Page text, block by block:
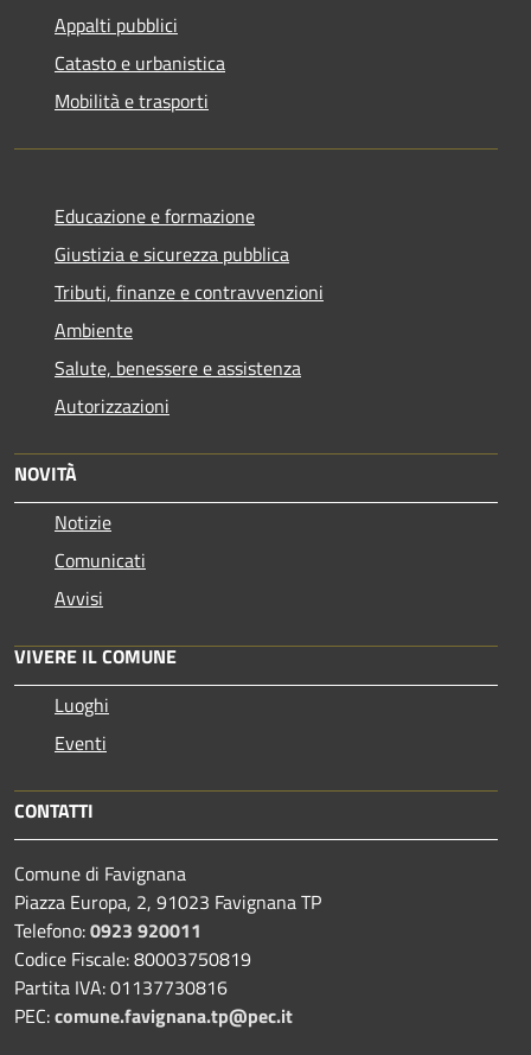
Appalti pubblici
Catasto e urbanistica
Mobilità e trasporti
Educazione e formazione
Giustizia e sicurezza pubblica
Tributi, finanze e contravvenzioni
Ambiente
Salute, benessere e assistenza
Autorizzazioni
NOVITÀ
Notizie
Comunicati
Avvisi
VIVERE IL COMUNE
Luoghi
Eventi
CONTATTI
Comune di Favignana
Piazza Europa, 2, 91023 Favignana TP
Telefono:0923 920011
Codice Fiscale: 80003750819
Partita IVA: 01137730816
PEC:comune.favignana.tp@pec.it